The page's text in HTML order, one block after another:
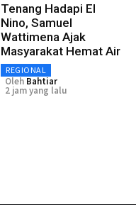
Tenang Hadapi El
Nino, Samuel
Wattimena Ajak
Masyarakat Hemat Air
REGIONAL
Oleh Bahtiar
2 jam yang lalu